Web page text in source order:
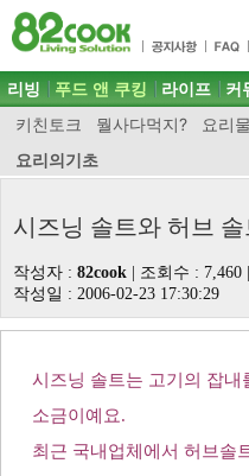
목차
주메뉴 바로가기
컨텐츠 바로가기
검색 바로가기
로그인 바로가기
주메뉴
리빙 푸드 앤 쿠킹
키친토크 뭘사다먹지? 요리
요리의기초
라이프 커
시즈닝 솔트와 허브 솔
작성자 : 82cook | 조회수 : 7,460
작성일 : 2006-02-23 17:30:29
시즈닝 솔트는 고기의 잡내
소금이예요.
최근 국내업체에서 허브솔